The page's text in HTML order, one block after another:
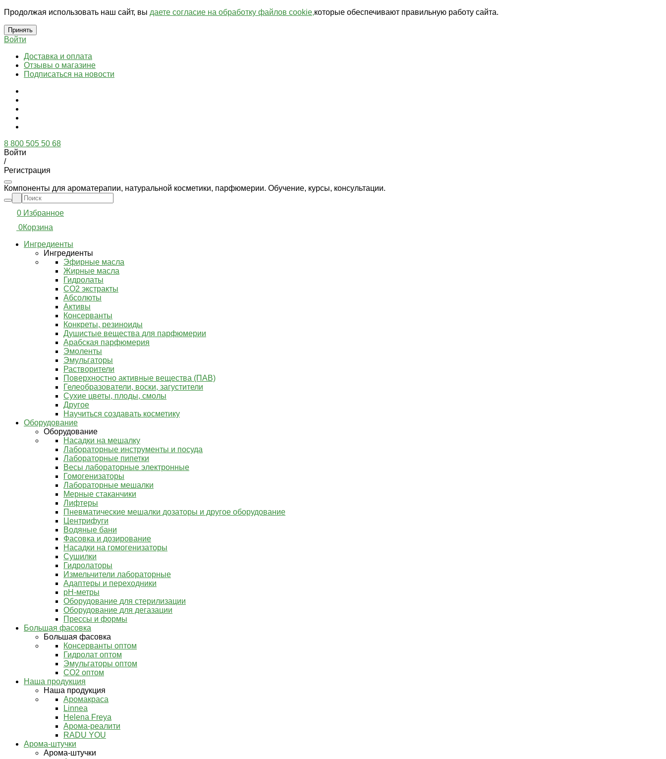
Продолжая использовать наш сайт, вы даете согласие на обработку файлов cookie,которые обеспечивают правильную работу сайта.
Принять
Войти
Доставка и оплата
Отзывы о магазине
Подписаться на новости
8 800 505 50 68
Войти
/
Регистрация
Компоненты для ароматерапии, натуральной косметики, парфюмерии. Обучение, курсы, консультации.
0 Избранное
0Корзина
Ингредиенты
Ингредиенты
Эфирные масла
Жирные масла
Гидролаты
СО2 экстракты
Абсолюты
Активы
Консерванты
Конкреты, резиноиды
Душистые вещества для парфюмерии
Арабская парфюмерия
Эмоленты
Эмульгаторы
Растворители
Поверхностно активные вещества (ПАВ)
Гелеобразователи, воски, загустители
Сухие цветы, плоды, смолы
Другое
Научиться создавать косметику
Оборудование
Оборудование
Насадки на мешалку
Лабораторные инструменты и посуда
Лабораторные пипетки
Весы лабораторные электронные
Гомогенизаторы
Лабораторные мешалки
Мерные стаканчики
Лифтеры
Пневматические мешалки дозаторы и другое оборудование
Центрифуги
Водяные бани
Фасовка и дозирование
Насадки на гомогенизаторы
Сушилки
Гидролаторы
Измельчители лабораторные
Адаптеры и переходники
pH-метры
Оборудование для стерилизации
Оборудование для дегазации
Прессы и формы
Большая фасовка
Большая фасовка
Консерванты оптом
Гидролат оптом
Эмульгаторы оптом
СО2 оптом
Наша продукция
Наша продукция
Аромакраса
Linnea
Helena Freya
Арома-реалити
RADU YOU
Арома-штучки
Арома-штучки